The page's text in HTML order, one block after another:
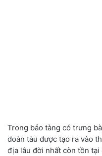
Trong bảo tàng có trưng
đoàn tàu được tạo ra vào
địa lâu đời nhất còn tồn tại